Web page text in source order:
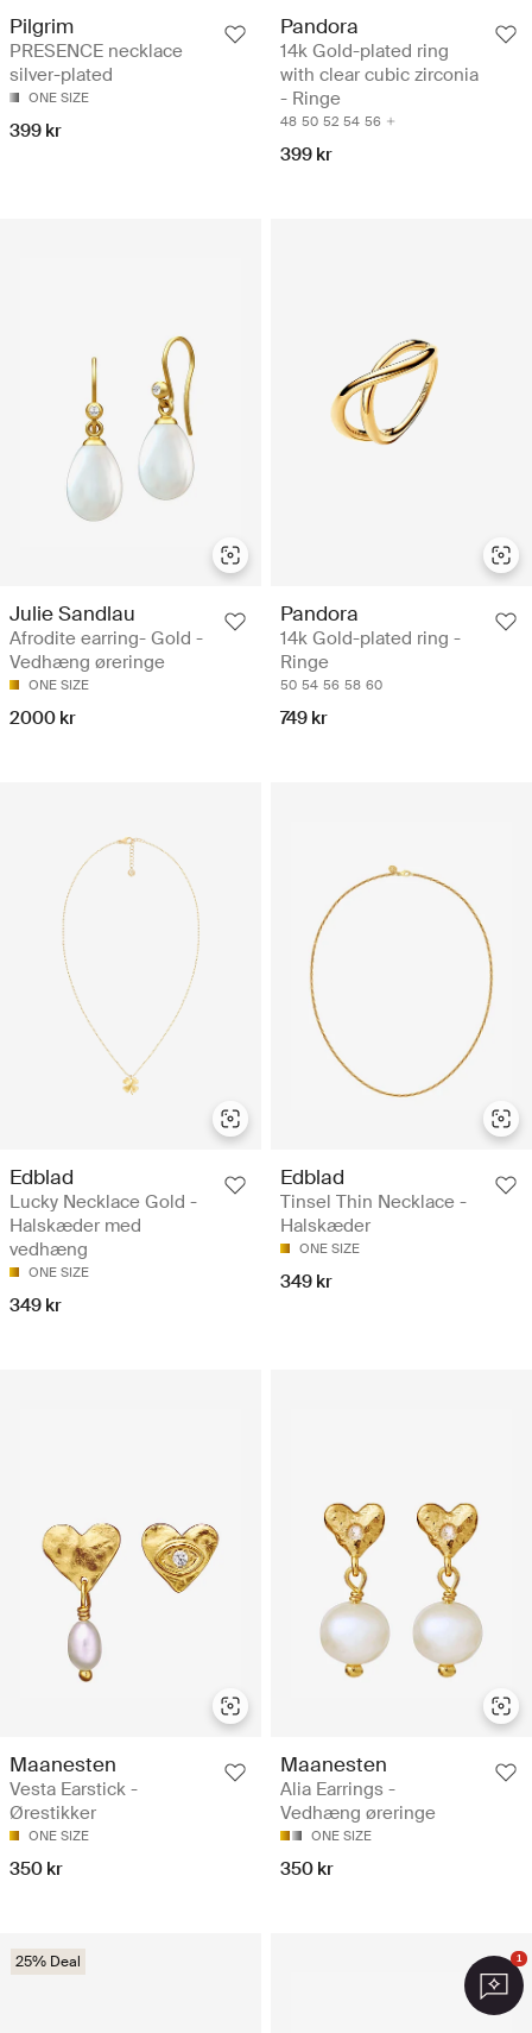
Pilgrim
PRESENCE necklace
silver-plated
ONE SIZE
399 kr
Pandora
14k Gold-plated ring
with clear cubic zirconia
- Ringe
48 50 52 54 56
399 kr
Julie Sandlau
Afrodite earring- Gold -
Vedhæng øreringe
ONE SIZE
2000 kr
Pandora
14k Gold-plated ring -
Ringe
50 54 56 58 60
749 kr
Edblad
Lucky Necklace Gold -
Halskæder med
vedhæng
ONE SIZE
349 kr
Edblad
Tinsel Thin Necklace -
Halskæder
ONE SIZE
349 kr
Maanesten
Vesta Earstick -
Ørestikker
ONE SIZE
350 kr
Maanesten
Alia Earrings -
Vedhæng øreringe
ONE SIZE
350 kr
25% Deal 1